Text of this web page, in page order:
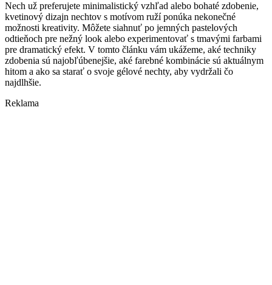
Nech už preferujete minimalistický vzhľad alebo bohaté zdobenie,
kvetinový dizajn nechtov s motívom ruží ponúka nekonečné
možnosti kreativity. Môžete siahnuť po jemných pastelových
odtieňoch pre nežný look alebo experimentovať s tmavými farbami
pre dramatický efekt. V tomto článku vám ukážeme, aké techniky
zdobenia sú najobľúbenejšie, aké farebné kombinácie sú aktuálnym
hitom a ako sa starať o svoje gélové nechty, aby vydržali čo
najdlhšie.
Reklama